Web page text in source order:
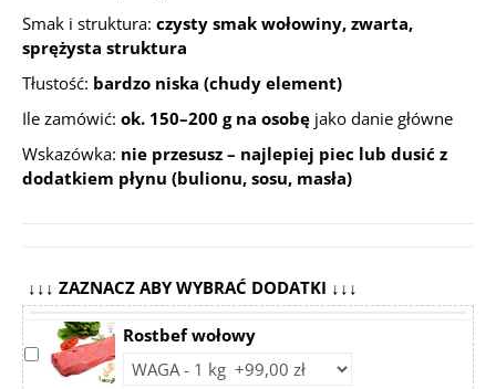
Smak i struktura: czysty smak wołowiny, zwarta,
sprężysta struktura
Tłustość: bardzo niska (chudy element)
Ile zamówić: ok. 150–200 g na osobę jako danie główne
Wskazówka: nie przesusz – najlepiej piec lub dusić z
dodatkiem płynu (bulionu, sosu, masła)
↓↓↓ ZAZNACZ ABY WYBRAĆ DODATKI ↓↓↓
Select
accessory
Rostbef wołowy
Choose